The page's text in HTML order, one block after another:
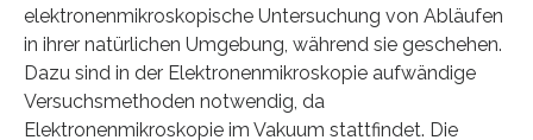
elektronenmikroskopische Untersuchung von Abläufen
in ihrer natürlichen Umgebung, während sie geschehen.
Dazu sind in der Elektronenmikroskopie aufwändige
Versuchsmethoden notwendig, da
Elektronenmikroskopie im Vakuum stattfindet. Die